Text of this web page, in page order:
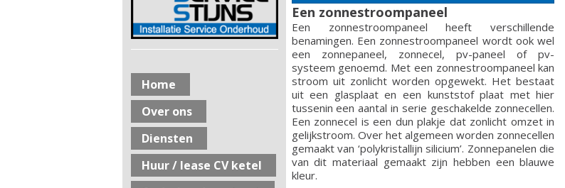
Home
Over ons
Diensten
Huur / lease CV ketel
Een zonnestroompaneel
Een zonnestroompaneel heeft verschillende
benamingen. Een zonnestroompaneel wordt ook wel
een zonnepaneel, zonnecel, pv-paneel of pv-
systeem genoemd. Met een zonnestroompaneel kan
stroom uit zonlicht worden opgewekt. Het bestaat
uit een glasplaat en een kunststof plaat met hier
tussenin een aantal in serie geschakelde zonnecellen.
Een zonnecel is een dun plakje dat zonlicht omzet in
gelijkstroom. Over het algemeen worden zonnecellen
gemaakt van ‘polykristallijn silicium’. Zonnepanelen die
van dit materiaal gemaakt zijn hebben een blauwe
kleur.